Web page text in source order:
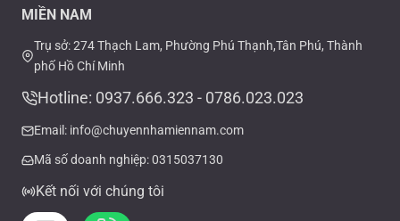
MIỀN NAM
Trụ sở: 274 Thạch Lam, Phường Phú Thạnh,Tân Phú, Thành
phố Hồ Chí Minh
Hotline: 0937.666.323 - 0786.023.023
Email: info@chuyennhamiennam.com
Mã số doanh nghiệp: 0315037130
Kết nối với chúng tôi